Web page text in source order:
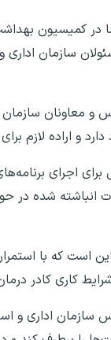
کمیسیون
سازمان
معاونان
و اراده لازم
اجرای
شده در
است که با
کاری کادر
سازمان اداری